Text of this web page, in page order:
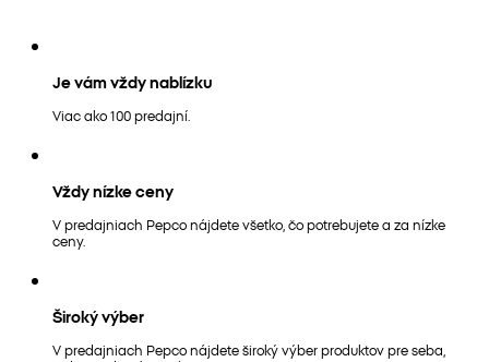
Je vám vždy nablízku
Viac ako 100 predajní.
Vždy nízke ceny
V predajniach Pepco nájdete všetko, čo potrebujete a za nízke
ceny.
Široký výber
V predajniach Pepco nájdete široký výber produktov pre seba,